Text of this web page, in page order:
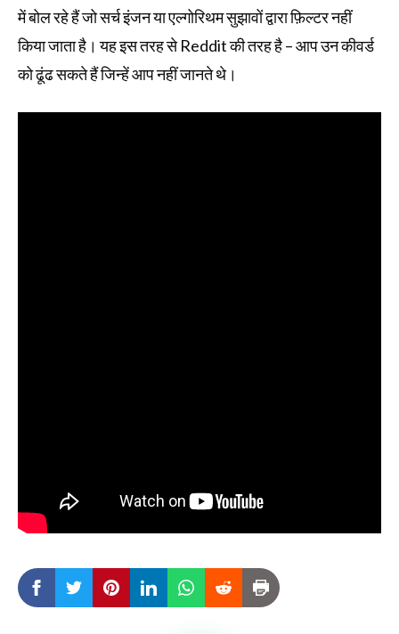
में बोल रहे हैं जो सर्च इंजन या एल्गोरिथम सुझावों द्वारा फ़िल्टर नहीं
किया जाता है। यह इस तरह से Reddit की तरह है – आप उन कीवर्ड
को ढूंढ सकते हैं जिन्हें आप नहीं जानते थे।